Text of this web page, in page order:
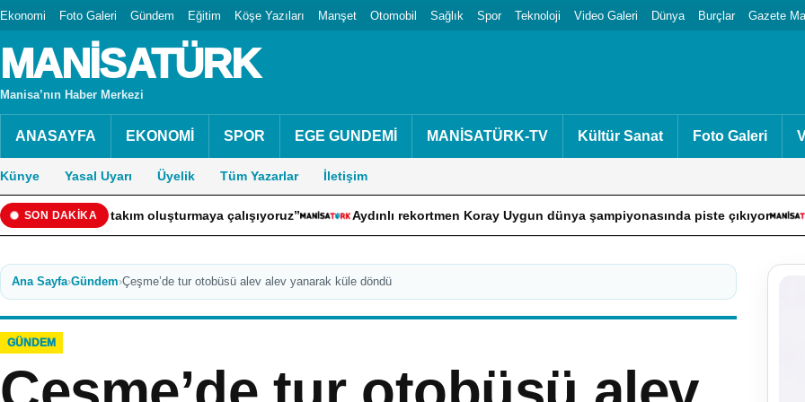
Ekonomi Foto Galeri Gündem Eğitim Köşe Yazıları Manşet Otomobil Sağlık Spor Teknoloji Video Galeri Dünya Burçlar Gazete
MANİSATÜRK
Manisa’nın Haber Merkezi
ANASAYFA EKONOMİ SPOR EGE GUNDEMİ MANİSATÜRK-TV Kültür Sanat Foto Galeri
Künye Yasal Uyarı Üyelik Tüm Yazarlar İletişim
SON DAKİKA
takım oluşturmaya çalışıyoruz” Aydınlı rekortmen Koray Uygun dünya şampiyonasında piste çıkıyor Altının
Ana Sayfa›Gündem›Çeşme’de tur otobüsü alev alev yanarak küle döndü
GÜNDEM